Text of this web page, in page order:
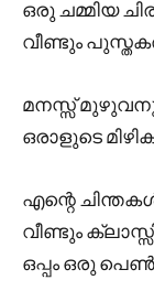
ഒരു ചമ്മിയ
വീണ്ടും
മനസ്സ്
ഒരാളുടെ
എന്റെ
വീണ്ടും
ഒപ്പം ഒരു